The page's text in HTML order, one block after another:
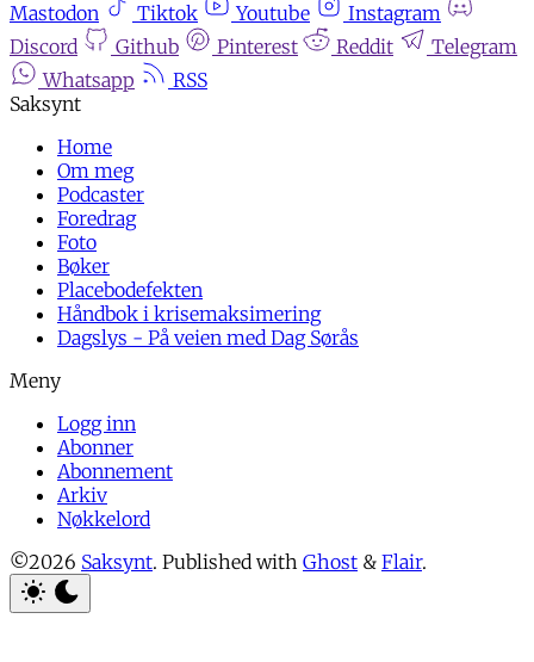
Mastodon
Tiktok Youtube
Instagram
Discord
Github Pinterest Reddit
Telegram
Whatsapp
RSS
Home
Om meg
Podcaster
Foredrag
Foto
Bøker
Placebodefekten
Håndbok i krisemaksimering
Dagslys - På veien med Dag Sørås
Logg inn
Abonner
Abonnement
Arkiv
Nøkkelord
©2026 Saksynt. Published with Ghost & Flair.